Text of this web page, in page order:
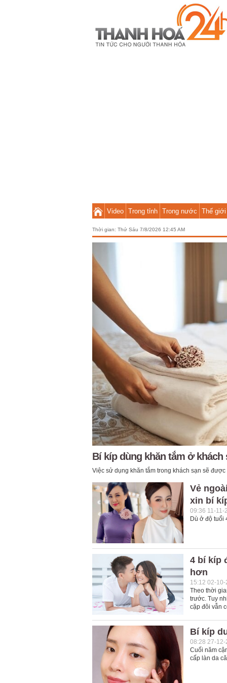
Video Trong tỉnh Trong nước Thế giới
Thời gian: Thứ Sáu 7/8/2026 12:45 AM
Bí kíp dùng khăn tắm ở khách
Việc sử dụng khăn tắm trong khách sạn sẽ
Vẻ
xin bí
09:36 11-11-
Dù ở độ tuổi
4 bí kíp
hơn
15:12 02-
Theo thời
trước. Tuy
cặp đôi vẫn
Bí kíp
08:28 27-12-
Cuối năm
cấp làn da